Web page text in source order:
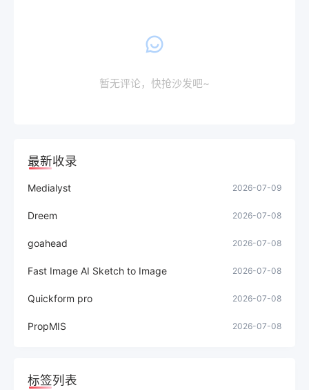
暂无评论，快抢沙发吧~
最新收录
Medialyst 2026-07-09
Dreem 2026-07-08
goahead 2026-07-08
Fast Image AI Sketch to Image 2026-07-08
Quickform pro 2026-07-08
PropMIS 2026-07-08
标签列表